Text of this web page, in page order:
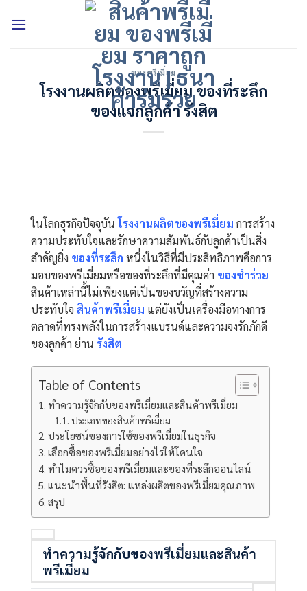
ของพรีเมี่ยม
โรงงานผลิตของพรีเมี่ยม ของที่ระลึก
ของแจกลูกค้า รังสิต
ในโลกธุรกิจปัจจุบันโรงงานผลิตของพรีเมี่ยม การสร้าง
ความประทับใจและรักษาความสัมพันธ์กับลูกค้าเป็นสิ่ง
สำคัญยิ่ง ของที่ระลึก หนึ่งในวิธีที่มีประสิทธิภาพคือการ
มอบของพรีเมี่ยมหรือของที่ระลึกที่มีคุณค่า ของชำร่วย
สินค้าเหล่านี้ไม่เพียงแต่เป็นของขวัญที่สร้างความ
ประทับใจ สินค้าพรีเมี่ยม แต่ยังเป็นเครื่องมือทางการ
ตลาดที่ทรงพลังในการสร้างแบรนด์และความจงรักภักดี
ของลูกค้า ย่าน รังสิต
Table of Contents
ทำความรู้จักกับของพรีเมี่ยมและสินค้าพรีเมี่ยม
ประเภทของสินค้าพรีเมี่ยม
ประโยชน์ของการใช้ของพรีเมี่ยมในธุรกิจ
เลือกซื้อของพรีเมี่ยมอย่างไรให้โดนใจ
ทำไมควรซื้อของพรีเมี่ยมและของที่ระลึกออนไลน์
แนะนำพื้นที่รังสิต: แหล่งผลิตของพรีเมี่ยมคุณภาพ
สรุป
ทำความรู้จักกับของพรีเมี่ยมและสินค้า
พรีเมี่ยม